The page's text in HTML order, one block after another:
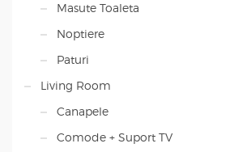
Masute Toaleta
Noptiere
Paturi
Living Room
Canapele
Comode + Suport TV